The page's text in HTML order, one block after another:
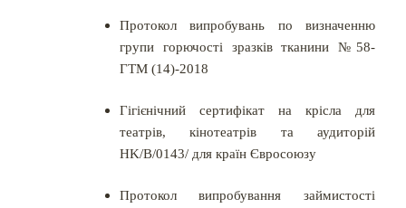
Протокол випробувань по визначенню
групи горючості зразків тканини №58-
ГТМ (14)-2018
Гігієнічний сертифікат на крісла для
театрів, кінотеатрів та аудиторій
HK/B/0143/ для країн Євросоюзу
Протокол випробування займистості